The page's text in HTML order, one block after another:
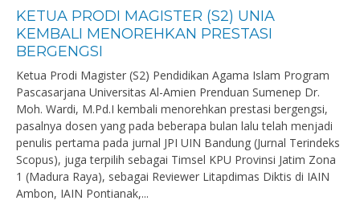
KETUA PRODI MAGISTER (S2) UNIA
KEMBALI MENOREHKAN PRESTASI
BERGENGSI
Ketua Prodi Magister (S2) Pendidikan Agama Islam Program
Pascasarjana Universitas Al-Amien Prenduan Sumenep Dr.
Moh. Wardi, M.Pd.I kembali menorehkan prestasi bergengsi,
pasalnya dosen yang pada beberapa bulan lalu telah menjadi
penulis pertama pada jurnal JPI UIN Bandung (Jurnal Terindeks
Scopus), juga terpilih sebagai Timsel KPU Provinsi Jatim Zona
1 (Madura Raya), sebagai Reviewer Litapdimas Diktis di IAIN
Ambon, IAIN Pontianak,...